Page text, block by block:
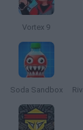
Vortex 9
Soda Sandbox